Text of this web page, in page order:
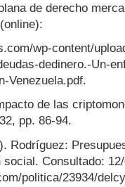
de derecho
wp-content/
dedinero.-Un-
Venezuela.pdf.
de las
pp. 86-94.
Rodríguez:
Consultado:
politica/23934/